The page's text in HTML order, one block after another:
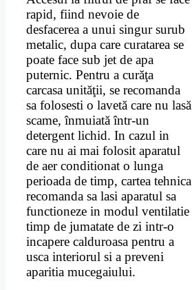
rapid, fiind nevoie de
desfacerea a unui singur surub
metalic, dupa care curatarea se
poate face sub jet de apa
puternic. Pentru a curăţa
carcasa unităţii, se recomanda
sa folosesti o lavetă care nu lasă
scame, înmuiată într-un
detergent lichid. In cazul in
care nu ai mai folosit aparatul
de aer conditionat o lunga
perioada de timp, cartea tehnica
recomanda sa lasi aparatul sa
functioneze in modul ventilatie
timp de jumatate de zi intr-o
incapere calduroasa pentru a
usca interiorul si a preveni
aparitia mucegaiului.